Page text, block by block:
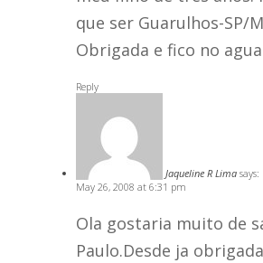
que ser Guarulhos-SP/
Obrigada e fico no
Reply
Jaqueline R Lima says:
May 26, 2008 at 6:31 pm
Ola gostaria muito de
Paulo.Desde ja